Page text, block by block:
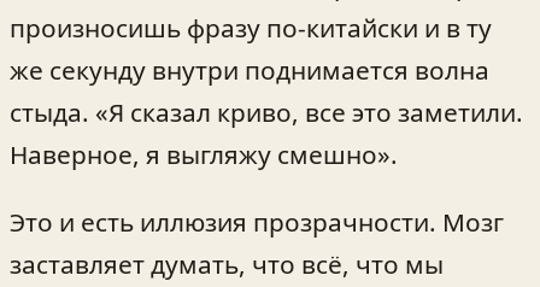
произносишь фразу по-китайски и в ту
же секунду внутри поднимается волна
стыда. «Я сказал криво, все это заметили.
Наверное, я выгляжу смешно».
Это и есть иллюзия прозрачности. Мозг
заставляет думать, что всё, что мы